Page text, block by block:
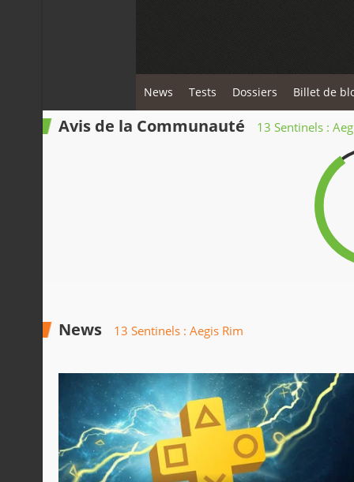
News Tests Dossiers Billet de
Avis de la Communauté 13 Sentinels :
News 13 Sentinels : Aegis Rim